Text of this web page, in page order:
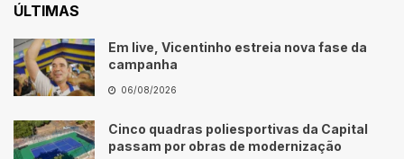
ÚLTIMAS
Em live, Vicentinho estreia nova fase da
campanha
06/08/2026
Cinco quadras poliesportivas da Capital
passam por obras de modernização